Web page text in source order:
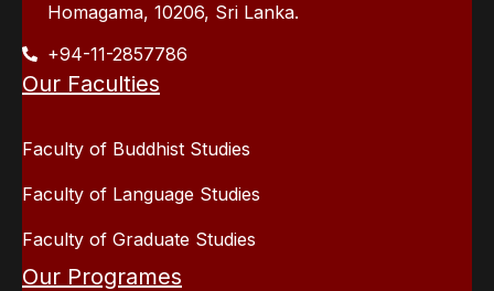
Homagama, 10206, Sri Lanka.
+94-11-2857786
Our Faculties
Faculty of Buddhist Studies
Faculty of Language Studies
Faculty of Graduate Studies
Our Programes